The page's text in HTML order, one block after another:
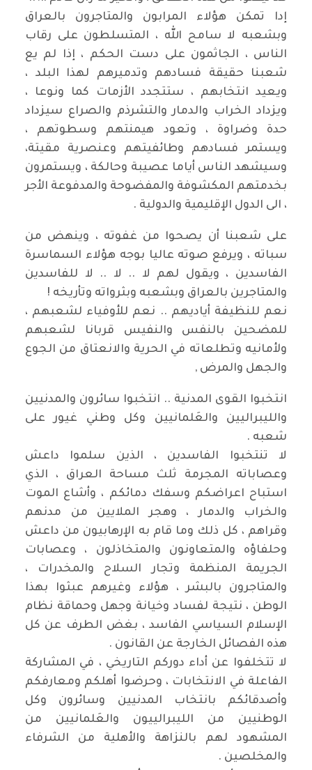
إدا تمكن هؤلاء المرابون والمتاجرون بالعراق
وبشعبه لا سامح الله ، المتسلطون على رقاب
الناس ، الجاثمون على دست الحكم ، إذا لم يع
شعبنا حقيقة فسادهم وتدميرهم لهذا البلد ،
ويعيد انتخابهم ، ستتجدد الأزمات كما ونوعا ،
ويزداد الخراب والدمار والتشرذم والصراع سيزداد
حدة وضراوة ، وتعود هيمنتهم وسطوتهم ،
ويستمر فسادهم وطائفيتهم وعنصرية مقيتة،
وسيشهد الناس أياما عصيبة وحالكة ، ويستمرون
بخدمتهم المكشوفة والمفضوحة والمدفوعة الأجر
، الى الدول الإقليمية والدولية .
على شعبنا أن يصحوا من غفوته ، وينهض من
سباته ، ويرفع صوته عاليا بوجه هؤلاء السماسرة
الفاسدين ، ويقول لهم لا .. لا .. لا للفاسدين
والمتاجرين بالعراق وبشعبه وبثرواته وتأريخه !
نعم للنظيفة أياديهم .. نعم للأوفياء لشعبهم ،
للمضحين بالنفس والنفيس قربانا لشعبهم
ولأمانيه وتطلعاته في الحرية والانعتاق من الجوع
والجهل والمرض ,
انتخبوا القوى المدنية .. انتخبوا سائرون والمدنيين
والليبراليين والعَلمانيين وكل وطني غيور على
شعبه .
لا تنتخبوا الفاسدين ، الذين سلموا داعش
وعصاباته المجرمة ثلث مساحة العراق ، الذي
استباح اعراضكم وسفك دمائكم ، وأشاع الموت
والخراب والدمار ، وهجر الملايين من مدنهم
وقراهم ، كل ذلك وما قام به الإرهابيون من داعش
وحلفاؤه والمتعاونون والمتخاذلون ، وعصابات
الجريمة المنظمة وتجار السلاح والمخدرات ،
والمتاجرون بالبشر ، هؤلاء وغيرهم عبثوا بهذا
الوطن ، نتيجة لفساد وخيانة وجهل وحماقة نظام
الإسلام السياسي الفاسد ، بغض الطرف عن كل
هذه الفصائل الخارجة عن القانون .
لا تتخلفوا عن أداء دوركم التاريخي ، في المشاركة
الفاعلة في الانتخابات ، وحرضوا أهلكم ومعارفكم
وأصدقائكم بانتخاب المدنيين وسائرون وكل
الوطنيين من الليبرالييون والعَلمانيين من
المشهود لهم بالنزاهة والأهلية من الشرفاء
والمخلصين .